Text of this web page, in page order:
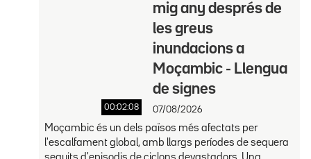
00:02:08
mig any després de
les greus
inundacions a
Moçambic - Llengua
de signes
07/08/2026
Moçambic és un dels països més afectats per
l'escalfament global, amb llargs períodes de sequera